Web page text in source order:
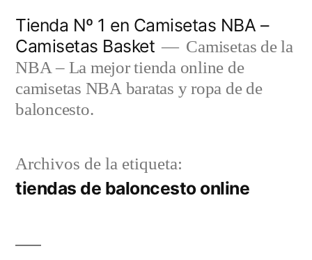
contenido
Tienda Nº 1 en Camisetas NBA –
Camisetas Basket
Camisetas de la
NBA – La mejor tienda online de
camisetas NBA baratas y ropa de de
baloncesto.
Archivos de la etiqueta:
tiendas de baloncesto online